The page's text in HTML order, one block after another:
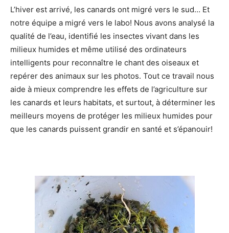
L’hiver est arrivé, les canards ont migré vers le sud… Et
notre équipe a migré vers le labo! Nous avons analysé la
qualité de l’eau, identifié les insectes vivant dans les
milieux humides et même utilisé des ordinateurs
intelligents pour reconnaître le chant des oiseaux et
repérer des animaux sur les photos. Tout ce travail nous
aide à mieux comprendre les effets de l’agriculture sur
les canards et leurs habitats, et surtout, à déterminer les
meilleurs moyens de protéger les milieux humides pour
que les canards puissent grandir en santé et s’épanouir!